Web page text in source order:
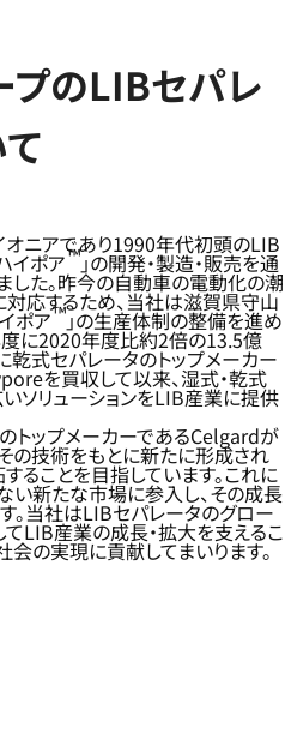
プのLIBセパレ
オニアであり1990年代初頭のLIB
イポア™」の開発・製造・販売を通
した。昨今の自動車の電動化の潮
応するため、当社は滋賀県守山
ポア™」の生産体制の整備を進め
に2020年度比約2倍の13.5億
乾式セパレータのトップメーカー
を買収して以来、湿式・乾式
ソリューションをLIB産業に提供
トップメーカーであるCelgardが
の技術をもとに新たに形成され
ることを目指しています。これに
い新たな市場に参入し、その成長
。当社はLIBセパレータのグロー
てLIB産業の成長・拡大を支えるこ
の実現に貢献してまいります。